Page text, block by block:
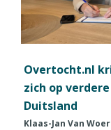
Overtocht.nl
zich op
Duitsland
Klaas-Jan Van